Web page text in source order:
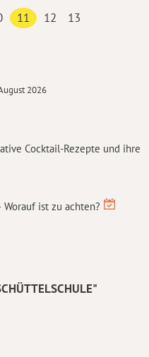
11 12 13
2026
Cocktail-Rezepte und ihre
ist zu achten?